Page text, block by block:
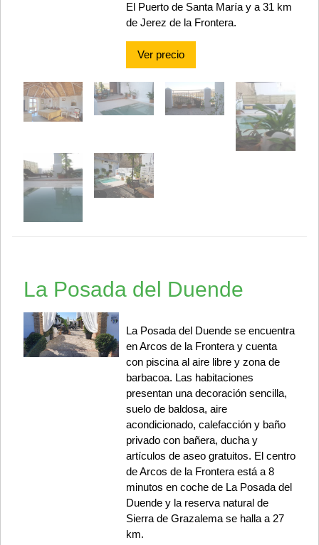
El Puerto de Santa María y a 31 km
de Jerez de la Frontera.
Ver precio
La Posada del Duende
La Posada del Duende se encuentra
en Arcos de la Frontera y cuenta
con piscina al aire libre y zona de
barbacoa. Las habitaciones
presentan una decoración sencilla,
suelo de baldosa, aire
acondicionado, calefacción y baño
privado con bañera, ducha y
artículos de aseo gratuitos. El centro
de Arcos de la Frontera está a 8
minutos en coche de La Posada del
Duende y la reserva natural de
Sierra de Grazalema se halla a 27
km.